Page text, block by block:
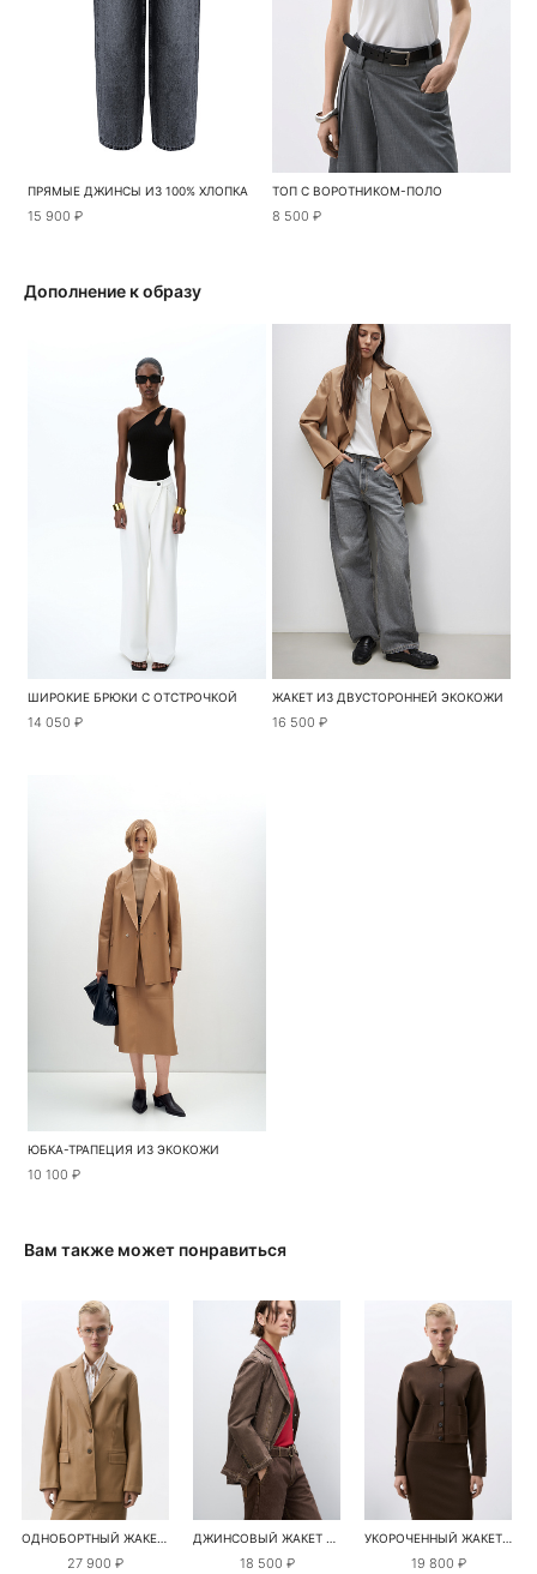
ПРЯМЫЕ ДЖИНСЫ ИЗ 100% ХЛОПКА
15 900 ₽
ТОП С ВОРОТНИКОМ-ПОЛО
8 500 ₽
Дополнение к образу
ШИРОКИЕ БРЮКИ С ОТСТРОЧКОЙ
14 050 ₽
ЖАКЕТ ИЗ ДВУСТОРОННЕЙ ЭКОКОЖИ
16 500 ₽
ЮБКА-ТРАПЕЦИЯ ИЗ ЭКОКОЖИ
10 100 ₽
Вам также может понравиться
ОДНОБОРТНЫЙ ЖАКЕТ ИЗ ЭКОКОЖИ
27 900 ₽
ДЖИНСОВЫЙ ЖАКЕТ ИЗ 100% ХЛОПКА
18 500 ₽
УКОРОЧЕННЫЙ ЖАКЕТ ИЗ ВИСКОЗЫ
19 800 ₽